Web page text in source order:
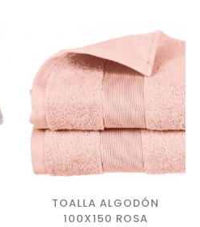
TOALLA ALGODÓN
100X150 ROSA